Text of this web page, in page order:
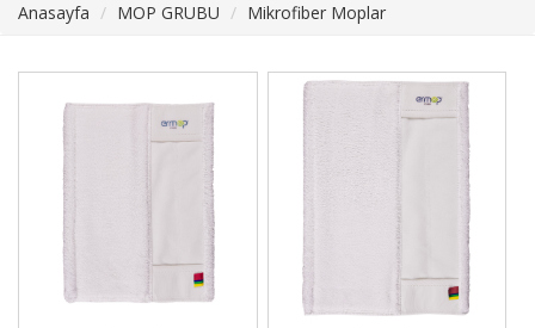
Anasayfa MOP GRUBU Mikrofiber Moplar